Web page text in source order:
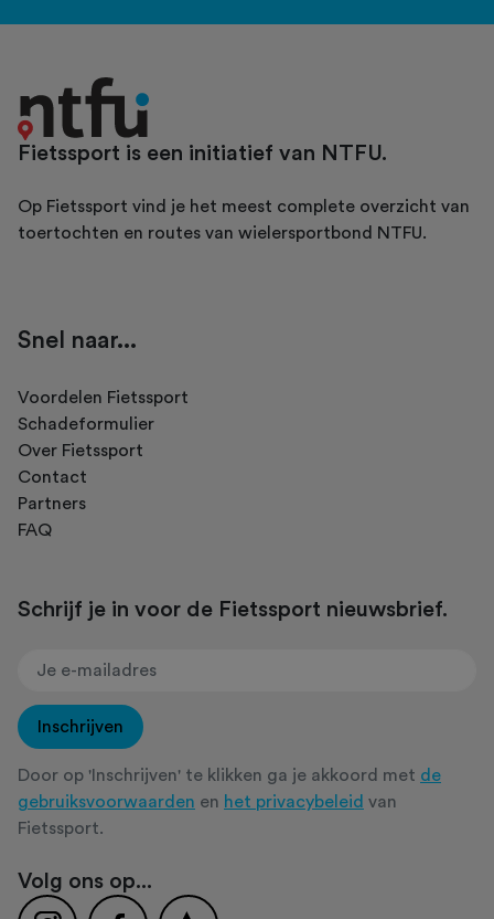
Fietssport is een initiatief van NTFU.
Op Fietssport vind je het meest complete overzicht van
toertochten en routes van wielersportbond NTFU.
Snel naar...
Voordelen Fietssport
Schadeformulier
Over Fietssport
Contact
Partners
FAQ
Schrijf je in voor de Fietssport nieuwsbrief.
Inschrijven
Door op 'Inschrijven' te klikken ga je akkoord met de
gebruiksvoorwaarden en het privacybeleid van
Fietssport.
Volg ons op...